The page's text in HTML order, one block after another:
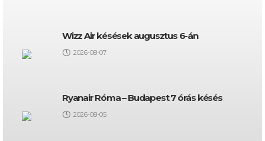
Wizz Air késések augusztus 6-án
2026-08-07
Ryanair Róma – Budapest 7 órás késés
2026-08-05